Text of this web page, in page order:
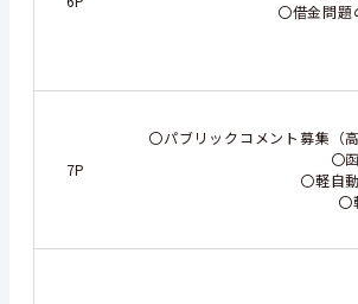
〇借金問
7P
〇パブリックコメント募集（
〇
〇軽自
〇